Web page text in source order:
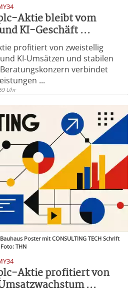
Aktie bleibt vom
KI-Geschäft ...
profitiert von zweistellig
KI-Umsätzen und stabilen
verbindet
...
Uhr
Poster mit CONSULTING TECH Schrift
THN
Aktie profitiert von
...